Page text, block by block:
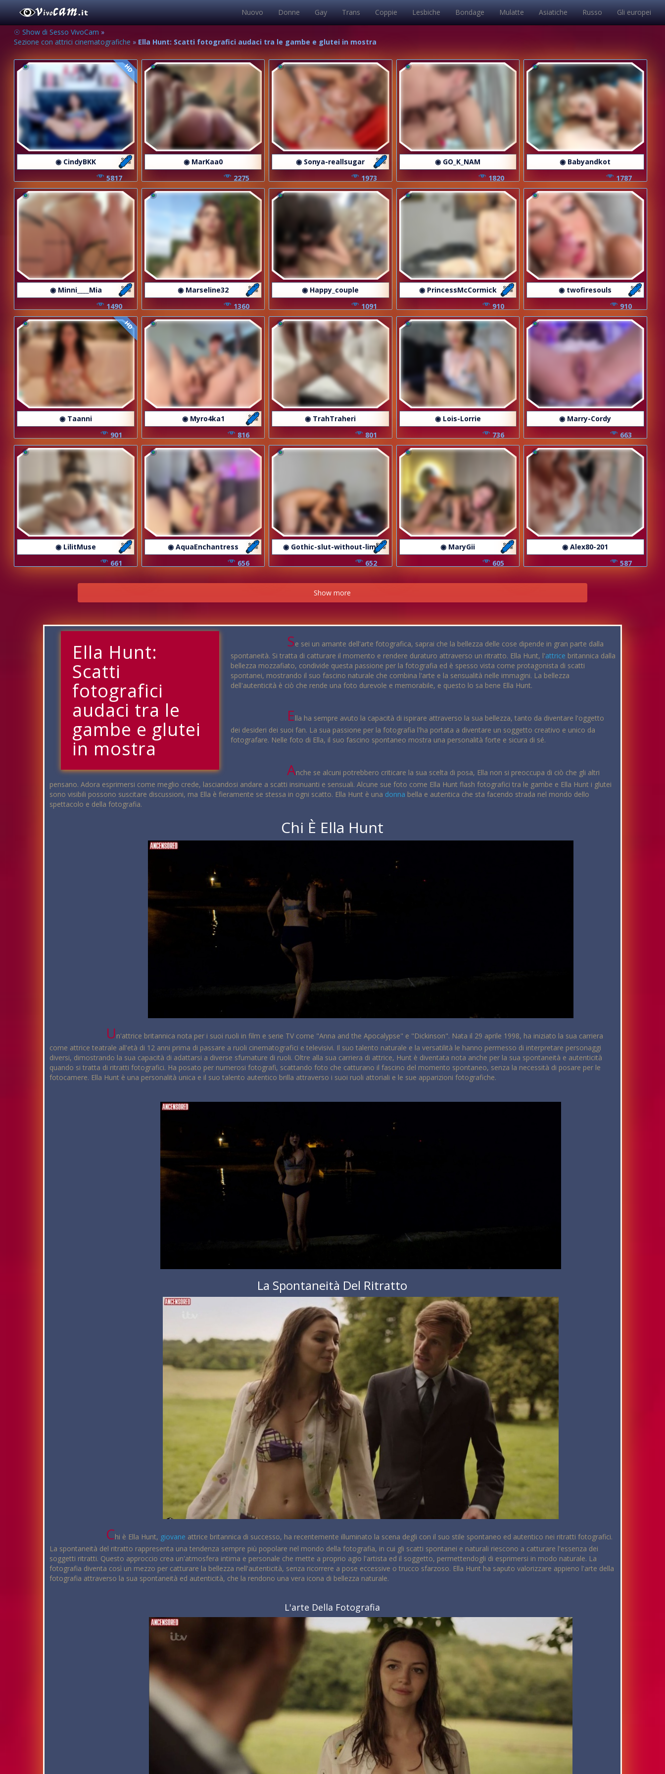
Nuovo Donne Gay Trans Coppie Lesbiche Bondage Mulatte Asiatiche Russo Gli europei
☉ Show di Sesso VivoCam »
Sezione con attrici cinematografiche » Ella Hunt: Scatti fotografici audaci tra le gambe e glutei in mostra
HD
◉ CindyBKK
5817
◉ MarKaa0
2275
◉ Sonya-reallsugar
1973
◉ GO_K_NAM
1820
◉ Babyandkot
1787
◉ Minni____Mia
1490
◉ Marseline32
1360
◉ Happy_couple
1091
◉ PrincessMcCormick
910
◉ twofiresouls
910
HD
◉ Taanni
901
◉ Myro4ka1
816
◉ TrahTraheri
801
◉ Lois-Lorrie
736
◉ Marry-Cordy
663
◉ LilitMuse
661
◉ AquaEnchantress
656
◉ Gothic-slut-without-limi
652
◉ MaryGii
605
◉ Alex80-201
587
Show more
Ella Hunt:
Scatti
fotografici
audaci tra le
gambe e glutei
in mostra
Se sei un amante dell'arte fotografica, saprai che la bellezza delle cose dipende in gran parte dalla
spontaneità. Si tratta di catturare il momento e rendere duraturo attraverso un ritratto. Ella Hunt, l'attrice britannica dalla
bellezza mozzafiato, condivide questa passione per la fotografia ed è spesso vista come protagonista di scatti
spontanei, mostrando il suo fascino naturale che combina l'arte e la sensualità nelle immagini. La bellezza
dell'autenticità è ciò che rende una foto durevole e memorabile, e questo lo sa bene Ella Hunt.
Ella ha sempre avuto la capacità di ispirare attraverso la sua bellezza, tanto da diventare l'oggetto
dei desideri dei suoi fan. La sua passione per la fotografia l'ha portata a diventare un soggetto creativo e unico da
fotografare. Nelle foto di Ella, il suo fascino spontaneo mostra una personalità forte e sicura di sé.
Anche se alcuni potrebbero criticare la sua scelta di posa, Ella non si preoccupa di ciò che gli altri
pensano. Adora esprimersi come meglio crede, lasciandosi andare a scatti insinuanti e sensuali. Alcune sue foto come Ella Hunt flash fotografici tra le gambe e Ella Hunt i glutei
sono visibili possono suscitare discussioni, ma Ella è fieramente se stessa in ogni scatto. Ella Hunt è una donna bella e autentica che sta facendo strada nel mondo dello
spettacolo e della fotografia.
Chi È Ella Hunt
Un'attrice britannica nota per i suoi ruoli in film e serie TV come "Anna and the Apocalypse" e "Dickinson". Nata il 29 aprile 1998, ha iniziato la sua carriera
come attrice teatrale all'età di 12 anni prima di passare a ruoli cinematografici e televisivi. Il suo talento naturale e la versatilità le hanno permesso di interpretare personaggi
diversi, dimostrando la sua capacità di adattarsi a diverse sfumature di ruoli. Oltre alla sua carriera di attrice, Hunt è diventata nota anche per la sua spontaneità e autenticità
quando si tratta di ritratti fotografici. Ha posato per numerosi fotografi, scattando foto che catturano il fascino del momento spontaneo, senza la necessità di posare per le
fotocamere. Ella Hunt è una personalità unica e il suo talento autentico brilla attraverso i suoi ruoli attoriali e le sue apparizioni fotografiche.
La Spontaneità Del Ritratto
Chi è Ella Hunt, giovane attrice britannica di successo, ha recentemente illuminato la scena degli con il suo stile spontaneo ed autentico nei ritratti fotografici.
La spontaneità del ritratto rappresenta una tendenza sempre più popolare nel mondo della fotografia, in cui gli scatti spontanei e naturali riescono a catturare l'essenza dei
soggetti ritratti. Questo approccio crea un'atmosfera intima e personale che mette a proprio agio l'artista ed il soggetto, permettendogli di esprimersi in modo naturale. La
fotografia diventa così un mezzo per catturare la bellezza nell'autenticità, senza ricorrere a pose eccessive o trucco sfarzoso. Ella Hunt ha saputo valorizzare appieno l'arte della
fotografia attraverso la sua spontaneità ed autenticità, che la rendono una vera icona di bellezza naturale.
L'arte Della Fotografia